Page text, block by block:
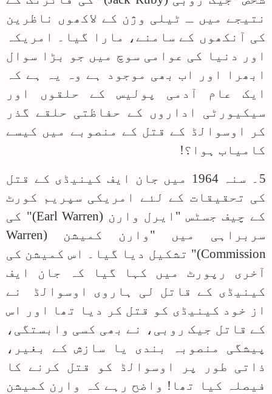
نتیجے میں ـ ٹیلی وژن کے لاکھوں ناظرین
کی آنکھوں کے سامنے، مارا گیا۔ امریکہ
اور دنیا کی عوامی سوچ میں جو بڑا سوال
ابھرا اور اب بھی موجود ہے وہ یہ ہے کہ
ایک عام آدمی پولیس کے حلقوں اور
سیکیورٹی اداروں کے حفاظتی حلقے گذر
کر اوسوالڈ کے قتل کے منصوبے میں کیسے
کامیاب ہوا؟!
5۔ سنہ 1964 میں جان ایف کینیڈی کے قتل
کی تحقیقات کے لئے امریکی سپریم کورٹ
کے چیف جسٹس "ایرل وارن (Earl Warren)" کی
سربراہی میں "وارن کمیشن (Warren
Commission)" تشکیل دیا گیا۔ اس کمیشن کی
آخری رپورٹ میں کہا گیا کہ جان ایف
کینیڈی کے قاتل لی ہاروی اوسوالڈ نے
از خود کینیڈی کو قتل کر دیا تھا اور اس
کے قاتل جیک روبی، نے بھی کسی وابستگی،
پیشگی منصوبہ بندی یا سازش کے بغیر،
ذاتی طور پر اوسوالڈ کو قتل کرنے کا
فیصلہ کیا تھا! واضح رہے کہ وارن کمیشن